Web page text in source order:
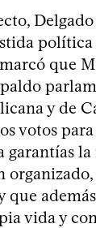
que
y de
votos
la
que
vida y